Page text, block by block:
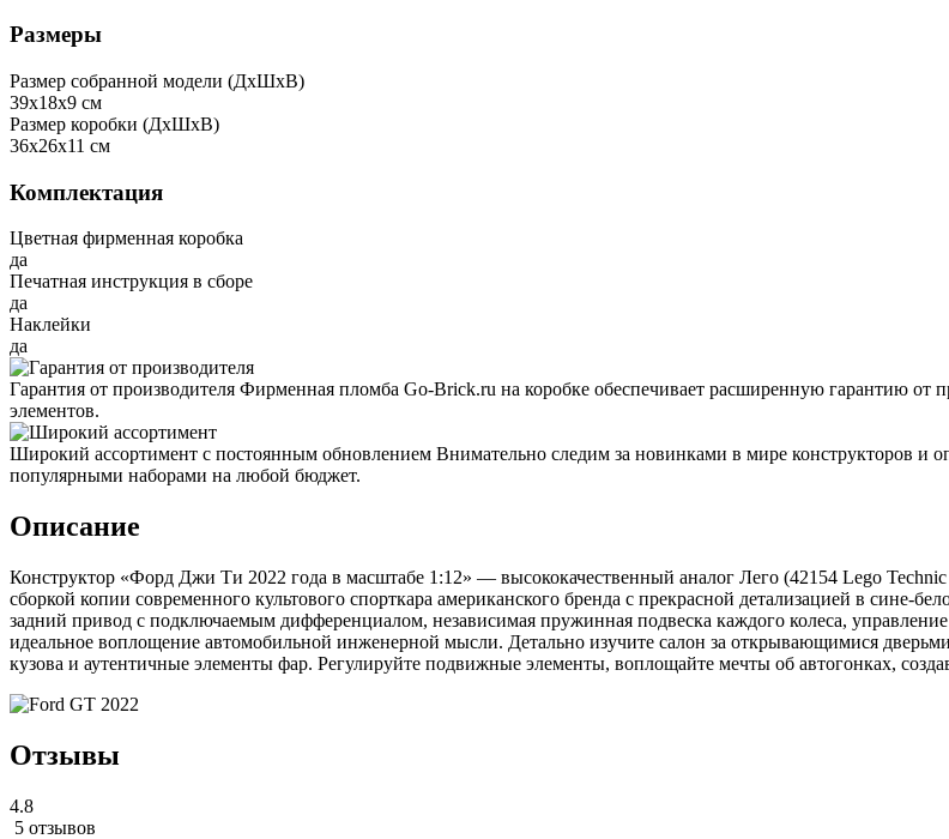
Размеры
Размер собранной модели (ДxШxВ)
39x18x9 см
Размер коробки (ДxШxВ)
36x26x11 см
Комплектация
Цветная фирменная коробка
да
Печатная инструкция в сборе
да
Наклейки
да
Гарантия от производителя Фирменная пломба Go-Brick.ru на коробке обеспечивает расширенную гарантию от
элементов.
Широкий ассортимент с постоянным обновлением Внимательно следим за новинками в мире конструкторов и
популярными наборами на любой бюджет.
Описание
Конструктор «Форд Джи Ти 2022 года в масштабе 1:12» — высококачественный аналог Лего (42154 Lego
сборкой копии современного культового спорткара американского бренда с прекрасной детализацией в
задний привод с подключаемым дифференциалом, независимая пружинная подвеска каждого колеса,
идеальное воплощение автомобильной инженерной мысли. Детально изучите салон за открывающимися
кузова и аутентичные элементы фар. Регулируйте подвижные элементы, воплощайте мечты об автогонках,
Отзывы
4.8
5 отзывов